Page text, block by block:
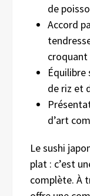
de
Accord
croquant
de riz et
d’art
Le sushi
plat : c’est
complète. À